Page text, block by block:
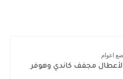
اعوام
الأعطال مجفف كاندي وهوفر